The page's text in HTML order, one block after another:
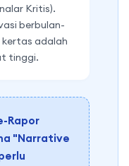
Kritis).
berbulan-
adalah
tinggi.
Rapor
"Narrative